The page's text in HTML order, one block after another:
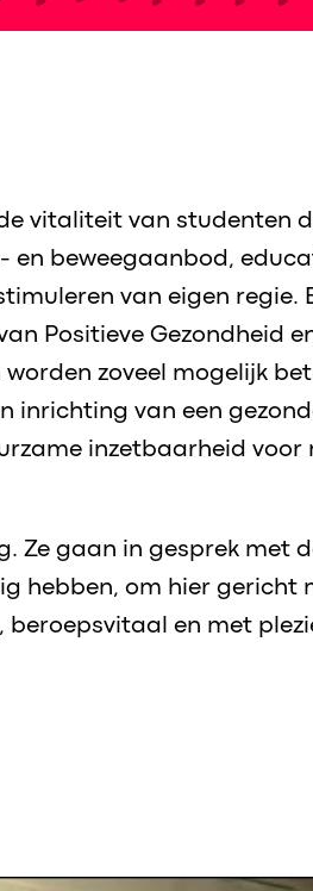
vitaliteit van studenten
en beweegaanbod,
van eigen regie.
Positieve Gezondheid
zoveel mogelijk
inrichting van een
inzetbaarheid voor
Ze gaan in gesprek met
hebben, om hier gericht
beroepsvitaal en met